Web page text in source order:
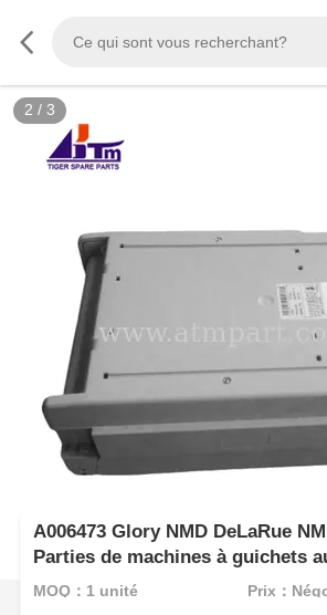
2 / 3
A006473 Glory NMD DeLaRue
Parties de machines à guichets
cassettes
MOQ：1 unité Prix：